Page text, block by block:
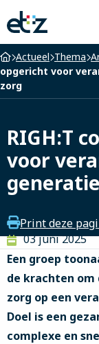
Elisabeth-
Home
Actueel Thema
opgericht voor
zorg
RIGH:T
voor
Print deze
03 juni 2025
Een groep
de krachten om
zorg op een
Doel is een
complexe en